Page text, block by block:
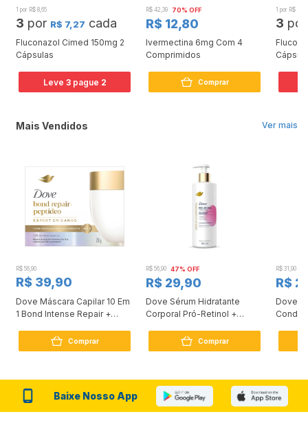
1 por R$ 8,65
3 por R$ 7,27 cada
Fluconazol Cimed 150mg 2
Cápsulas
Leve 3pague 2
R$ 42,39 70% OFF
R$ 12,80
Ivermectina 6mg Com 4
Comprimidos
Comprar
1 por R$
3
Ver mais
Mais Vendidos
R$ 56,90
R$ 39,90
Dove Máscara Capilar 10 Em
1 Bond Intense Repair +
Comprar
R$ 56,90 47% OFF
R$ 29,90
Dove Sérum Hidratante
Corporal Pró-Retinol +
Comprar
R$ 31,90
R$
Dove
Baixe Nosso App